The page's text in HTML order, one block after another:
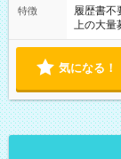
間を超え
特徴 履歴書不
上の大量
気になる！